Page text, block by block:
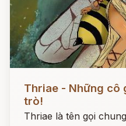
Thriae - Những cô
trò!
Thriae là tên gọi